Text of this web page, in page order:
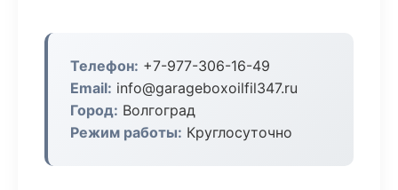
Телефон: +7-977-306-16-49
Email: info@garageboxoilfil347.ru
Город: Волгоград
Режим работы: Круглосуточно